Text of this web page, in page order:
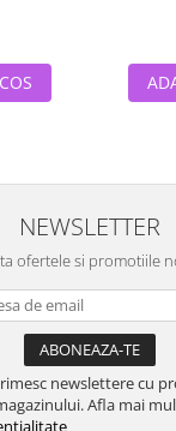
NEWSLETTER
ofertele si promotiile
newslettere cu
Afla mai